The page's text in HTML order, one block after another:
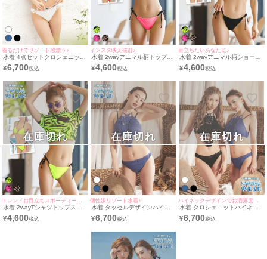
着るだけでリゾート感漂う♪
水着 4点セットクロシェニット
編みハイネックビキニ
¥6,700
インスタ映え抜群♪
水着 2wayアニマル柄トップス
×ワンカラー三角ハイネックビ
キニ
¥4,600
目立ちたいあなたに♪
水着 2wayアニマル柄ショート
丈トップス付きハイネックビキ
ニ
¥4,600
水着 2wayTシャツトップスア
ニマル柄ハイネックビキニ
¥4,600
在庫切れ
個性派リゾート水着♪
水着 タッセルデザインハイネ
ックビキニ
¥6,700
在庫切れ
ハイネックデザインでお洒落度UP♪
水着 クロシェニットハイネッ
クビキニ
¥6,700
在庫切れ